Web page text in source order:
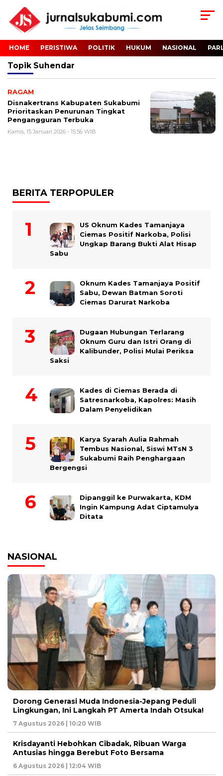
HOME PERISTIWA POLITIK HUKUM NASIONAL
Topik Suhendar
RAGAM
Disnakertrans Kabupaten Sukabumi
Prioritaskan Penurunan Tingkat
Pengangguran Terbuka
Kamis, 15 Januari 2026 - 15:56 WIB
BERITA TERPOPULER
US Oknum Kades Tamanjaya
Ciemas Positif Narkoba, Polisi
Ungkap Barang Bukti Alat Hisap
Sabu
Oknum Kades Tamanjaya Positif
Sabu, Dewan Batman Soroti
Ciemas Darurat Narkoba
Dugaan Hubungan Terlarang
Oknum Guru dan Istri Orang di
Kalibunder, Polisi Mulai Periksa
Saksi
Kades di Ciemas Berada di
Satresnarkoba, Kapolres: Masih
Dalam Penyelidikan
Karya Syarah Aulia Rahmah
Tembus Nasional, Siswi MTsN 3
Sukabumi Raih Penghargaan
Bergengsi
Dipanggil ke Purwakarta, KDM
Ingin Kampung Adat Ciptamulya
Ditata
NASIONAL
Dorong Generasi Muda Indonesia-Jepang Peduli
Lingkungan, Ini Langkah PT Amerta Indah Otsuka!
7 Agustus 2026 | 10:20 WIB
Krisdayanti Hebohkan Cibadak, Ribuan Warga
Antusias hingga Berebut Foto Bersama
6 Agustus 2026 | 12:04 WIB